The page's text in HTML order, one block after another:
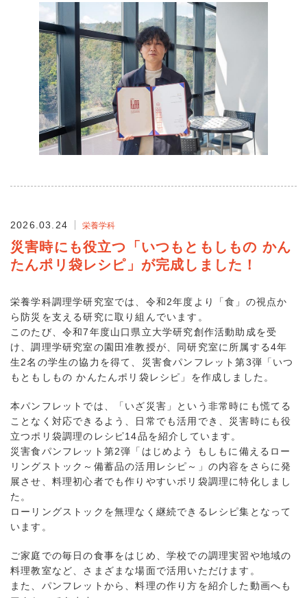
2026.03.24 栄養学科
災害時にも役立つ「いつもともしもの かん
たんポリ袋レシピ」が完成しました！
栄養学科調理学研究室では、令和2年度より「食」の視点か
ら防災を支える研究に取り組んでいます。
このたび、令和7年度山口県立大学研究創作活動助成を受
け、調理学研究室の園田准教授が、同研究室に所属する4年
生2名の学生の協力を得て、災害食パンフレット第3弾「いつ
もともしもの かんたんポリ袋レシピ」を作成しました。
本パンフレットでは、「いざ災害」という非常時にも慌てる
ことなく対応できるよう、日常でも活用でき、災害時にも役
立つポリ袋調理のレシピ14品を紹介しています。
災害食パンフレット第2弾「はじめよう もしもに備えるロー
リングストック～備蓄品の活用レシピ～」の内容をさらに発
展させ、料理初心者でも作りやすいポリ袋調理に特化しまし
た。
ローリングストックを無理なく継続できるレシピ集となって
います。
ご家庭での毎日の食事をはじめ、学校での調理実習や地域の
料理教室など、さまざまな場面で活用いただけます。
また、パンフレットから、料理の作り方を紹介した動画へも